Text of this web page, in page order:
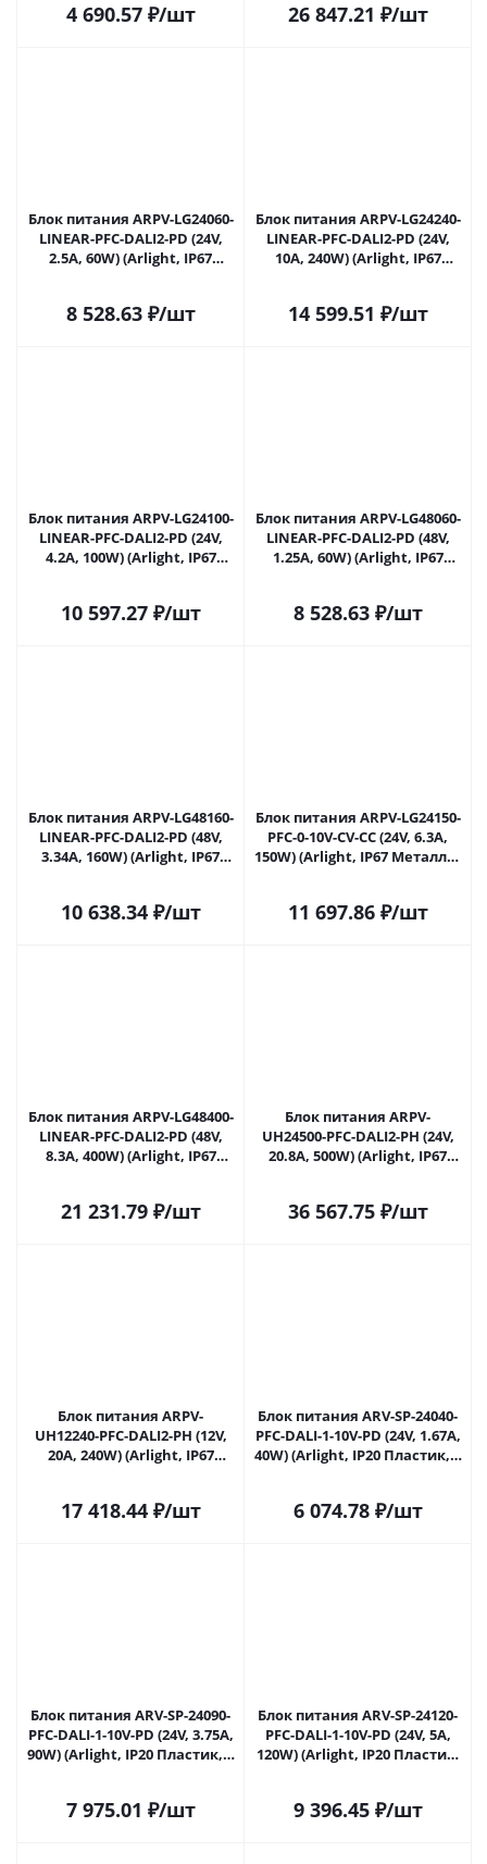
4 690.57₽/шт 26 847.21 ₽/шт
Блок питания ARPV-LG24060-
LINEAR-PFC-DALI2-PD (24V,
2.5A, 60W) (Arlight, IP67
8 528.63₽/шт
Блок питания ARPV-LG24240-
LINEAR-PFC-DALI2-PD (24V,
10A, 240W) (Arlight, IP67
14 599.51 ₽/шт
Блок питания ARPV-LG24100-
LINEAR-PFC-DALI2-PD (24V,
4.2A, 100W) (Arlight, IP67
10 597.27₽/шт
Блок питания ARPV-LG48060-
LINEAR-PFC-DALI2-PD (48V,
1.25A, 60W) (Arlight, IP67
8 528.63₽/шт
Блок питания ARPV-LG48160-
LINEAR-PFC-DALI2-PD (48V,
3.34A, 160W) (Arlight, IP67
10 638.34₽/шт
Блок питания ARPV-LG24150-
PFC-0-10V-CV-CC (24V, 6.3A,
150W) (Arlight, IP67 Металл, 5
11 697.86₽/шт
Блок питания ARPV-LG48400-
LINEAR-PFC-DALI2-PD (48V,
8.3A, 400W) (Arlight, IP67
21 231.79₽/шт
Блок питания ARPV-
UH24500-PFC-DALI2-PH (24V,
20.8A, 500W) (Arlight, IP67
36 567.75₽/шт
Блок питания ARPV-
UH12240-PFC-DALI2-PH (12V,
20A, 240W) (Arlight, IP67
17 418.44₽/шт
Блок питания ARV-SP-24040-
PFC-DALI-1-10V-PD (24V, 1.67A,
40W) (Arlight, IP20 Пластик, 5
6 074.78₽/шт
Блок питания ARV-SP-24090-
PFC-DALI-1-10V-PD (24V, 3.75A,
90W) (Arlight, IP20 Пластик, 5
7 975.01 ₽/шт
Блок питания ARV-SP-24120-
PFC-DALI-1-10V-PD (24V, 5A,
120W) (Arlight, IP20 Пластик,
9 396.45₽/шт